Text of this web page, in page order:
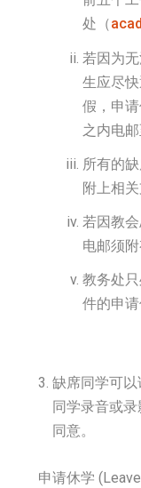
处（
若因为
生应尽
假，申
之内电邮
所有的
附上相关
若因教
电邮须
教务处
件的申请
缺席同学可
同学录音或
同意。
申请休学